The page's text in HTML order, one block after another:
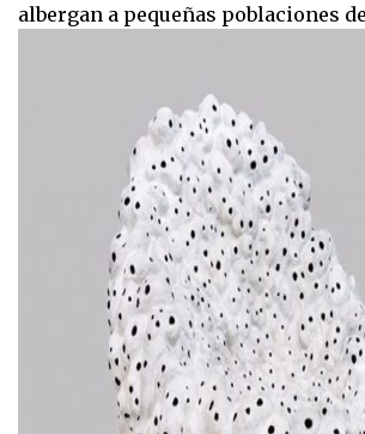
albergan a pequeñas poblaciones